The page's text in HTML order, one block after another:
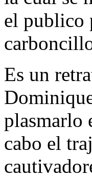
el publico
Es un
plasmarlo
cabo el